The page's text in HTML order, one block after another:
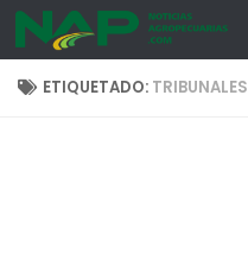
Skip to content
ETIQUETADO: TRIBUNALES